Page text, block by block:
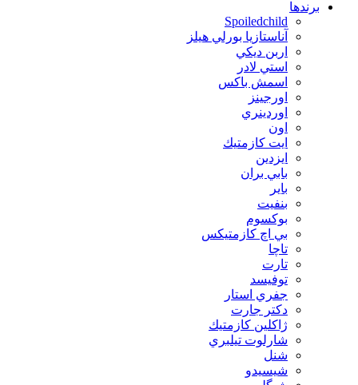
برندها
Spoiledchild
آناستازيا بورلي هيلز
اربن ديكي
استي لادر
اسمش باكس
اورجينز
اوردينري
اون
ايت كازمتيك
ايزدين
بابي بران
بایر
بنفيت
بوكسوم
بي اچ كازمتيكس
تاچا
تارت
توفيسد
جفري استار
دكتر جارت
ژاكلين كازمتيك
شارلوت تيلبري
شنل
شيسيدو